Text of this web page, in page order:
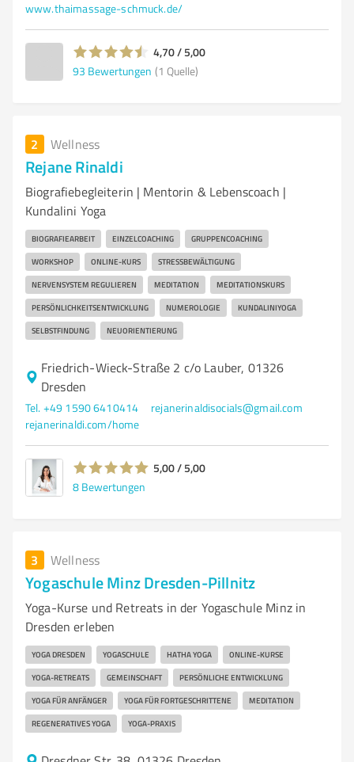
www.thaimassage-schmuck.de/
4,70 / 5,00
93 Bewertungen (1 Quelle)
2 Wellness
Rejane Rinaldi
Biografiebegleiterin | Mentorin & Lebenscoach |
Kundalini Yoga
BIOGRAFIEARBEIT EINZELCOACHING GRUPPENCOACHING
WORKSHOP ONLINE-KURS STRESSBEWÄLTIGUNG
NERVENSYSTEM REGULIEREN MEDITATION MEDITATIONSKURS
PERSÖNLICHKEITSENTWICKLUNG NUMEROLOGIE KUNDALINIYOGA
SELBSTFINDUNG NEUORIENTIERUNG
Friedrich-Wieck-Straße 2 c/o Lauber, 01326
Dresden
Tel. +49 1590 6410414
rejanerinaldisocials@gmail.com
rejanerinaldi.com/home
5,00 / 5,00
8 Bewertungen
3 Wellness
Yogaschule Minz Dresden-Pillnitz
Yoga-Kurse und Retreats in der Yogaschule Minz in
Dresden erleben
YOGA DRESDEN YOGASCHULE HATHA YOGA ONLINE-KURSE
YOGA-RETREATS GEMEINSCHAFT PERSÖNLICHE ENTWICKLUNG
YOGA FÜR ANFÄNGER YOGA FÜR FORTGESCHRITTENE MEDITATION
REGENERATIVES YOGA YOGA-PRAXIS